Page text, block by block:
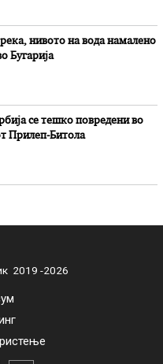
нивото на вода намалено
Бугарија
се тешко повредени во
Прилеп-Битола
2019 -2026